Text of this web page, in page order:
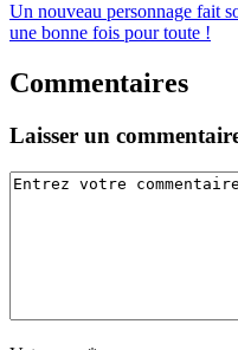
Un nouveau personnage fait
une bonne fois pour toute !
Commentaires
Laisser un